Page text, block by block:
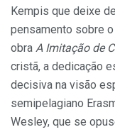
Kempis que deixe
pensamento sobre
obra A Imitação de
cristã, a dedicação
decisiva na visão
semipelagiano
Wesley, que se